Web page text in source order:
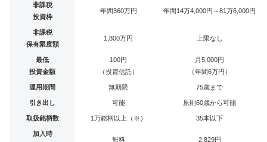
非課税
投資枠
年間360万円 年間14万4,000円～81万6,000円
非課税
保有限度額
1,800万円 上限なし
最低
投資金額
100円
（投資信託）
月5,000円
（年間6万円）
運用期間 無期限 75歳まで
引き出し 可能 原則60歳から可能
取扱銘柄数 1万銘柄以上（※） 35本以下
加入時
無料 2,829円